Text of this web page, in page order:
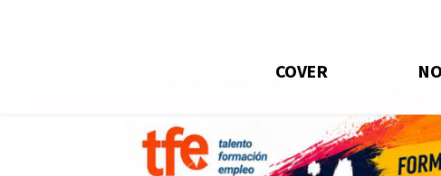
COVER